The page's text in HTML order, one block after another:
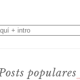
populares